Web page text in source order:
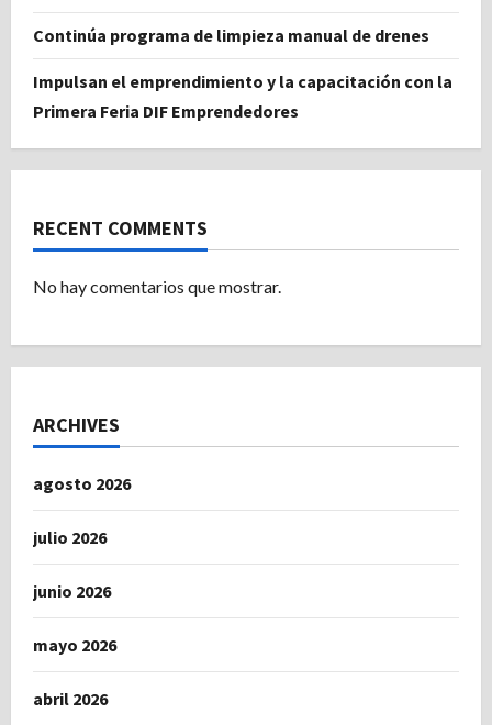
Continúa programa de limpieza manual de drenes
Impulsan el emprendimiento y la capacitación con la
Primera Feria DIF Emprendedores
RECENT COMMENTS
No hay comentarios que mostrar.
ARCHIVES
agosto 2026
julio 2026
junio 2026
mayo 2026
abril 2026